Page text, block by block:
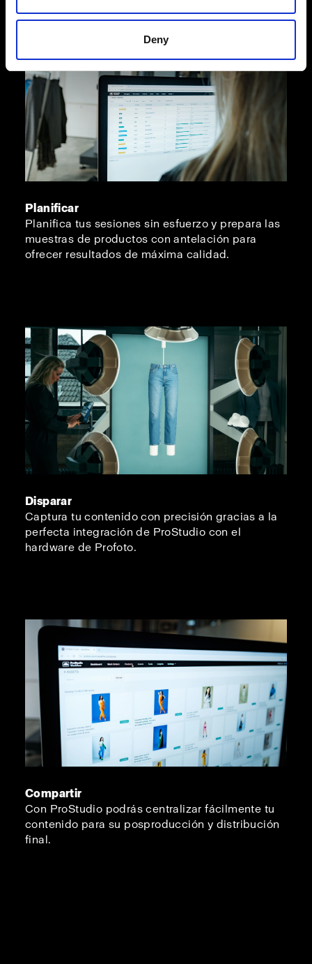
Deny
Planificar
Planifica tus sesiones sin esfuerzo y prepara las
muestras de productos con antelación para
ofrecer resultados de máxima calidad.
Disparar
Captura tu contenido con precisión gracias a la
perfecta integración de ProStudio con el
hardware de Profoto.
Compartir
Con ProStudio podrás centralizar fácilmente tu
contenido para su posproducción y distribución
final.